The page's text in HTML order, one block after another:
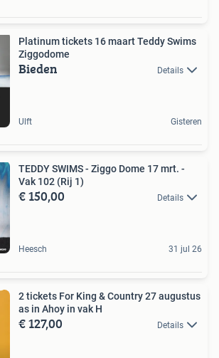
Platinum tickets 16 maart Teddy Swims
Ziggodome
Bieden Details
Ulft Gisteren
TEDDY SWIMS - Ziggo Dome 17 mrt. -
Vak 102 (Rij 1)
€ 150,00 Details
Heesch 31 jul 26
2 tickets For King & Country 27 augustus
as in Ahoy in vak H
€ 127,00 Details